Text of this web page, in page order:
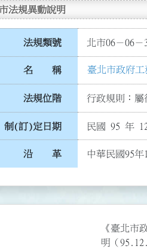
法規異動說明
法規類號 北市06－06－
名 稱 臺北市政府
法規位階 行政規則：屬
制(訂)定日期 民國 95 年
沿 革 中華民國95
《臺北市
明（